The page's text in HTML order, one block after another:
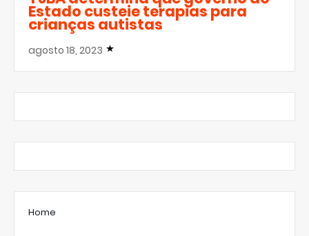
Estado custeie terapias para
crianças autistas
agosto 18, 2023
Home